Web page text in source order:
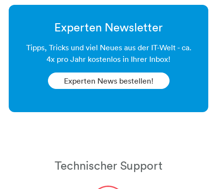
Experten Newsletter
Tipps, Tricks und viel Neues aus der IT-Welt - ca.
4x pro Jahr kostenlos in Ihrer Inbox!
Experten News bestellen​​​​​​​!
Technischer Support